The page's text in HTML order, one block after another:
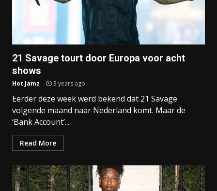
21 Savage tourt door Europa voor acht
shows
Hot Jamz 3 years ago
Eerder deze week werd bekend dat 21 Savage
volgende maand naar Nederland komt. Maar de
‘Bank Account’...
Read More